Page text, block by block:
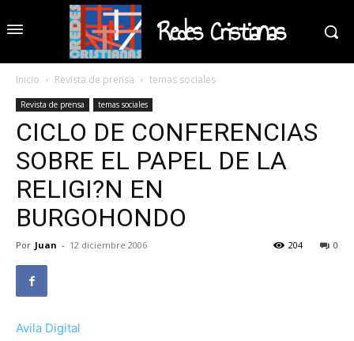
Redes Cristianas
Inicio Revista de prensa temas sociales
Revista de prensa temas sociales
CICLO DE CONFERENCIAS
SOBRE EL PAPEL DE LA
RELIGI?N EN
BURGOHONDO
Por Juan - 12 diciembre 2006 0
204
Avila Digital